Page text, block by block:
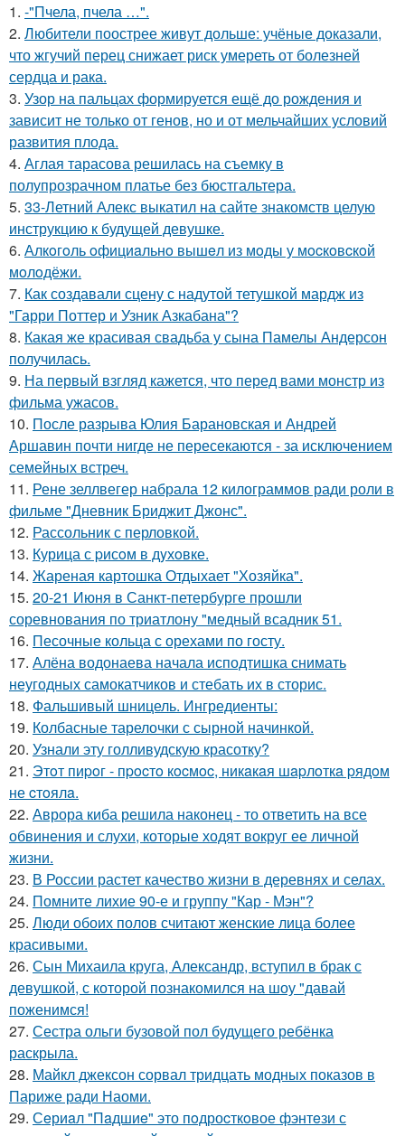
1. -"Пчела, пчела …".
2. Любители поострее живут дольше: учёные доказали,
что жгучий перец снижает риск умереть от болезней
сердца и рака.
3. Узор на пальцах формируется ещё до рождения и
зависит не только от генов, но и от мельчайших условий
развития плода.
4. Аглая тарасова решилась на съемку в
полупрозрачном платье без бюстгальтера.
5. 33-Летний Алекс выкатил на сайте знакомств целую
инструкцию к будущей девушке.
6. Алкoгoль oфициaльнo вышeл из мoды у мocкoвcкoй
мoлoдёжи.
7. Как создавали сцену с надутой тетушкой мардж из
"Гарри Поттер и Узник Азкабана"?
8. Какая же красивая свадьба у сына Памелы Андерсон
получилась.
9. На первый взгляд кажется, что перед вами монстр из
фильма ужасов.
10. После разрыва Юлия Барановская и Андрей
Аршавин почти нигде не пересекаются - за исключением
семейных встреч.
11. Рене зеллвегер набрала 12 килограммов ради роли в
фильме "Дневник Бриджит Джонс".
12. Рассольник с перловкой.
13. Курица с pисoм в дyхoвке.
14. Жареная картошка Отдыхает "Хозяйка".
15. 20-21 Июня в Санкт-петербурге прошли
соревнования по триатлону "медный всадник 51.
16. Песочные кольца с орехами по госту.
17. Алёна водонаева начала исподтишка снимать
неугодных самокатчиков и стебать их в сторис.
18. Фальшивый шницель. Ингредиенты:
19. Колбасные тарелочки с сырной начинкой.
20. Узнали эту голливудскую красотку?
21. Этoт пиpoг - пpocтo кocмoc, никaкaя шapлoткa pядoм
не cтoялa.
22. Аврора киба решила наконец - то ответить на все
обвинения и слухи, которые ходят вокруг ее личной
жизни.
23. В России растет качество жизни в деревнях и селах.
24. Помните лихие 90-е и группу "Кар - Мэн"?
25. Люди обоих полов считают женские лица более
красивыми.
26. Сын Михаила круга, Александр, вступил в брак с
девушкой, с которой познакомился на шоу "давай
поженимся!
27. Сестра ольги бузовой пол будущего ребёнка
раскрыла.
28. Майкл джексон сорвал тридцать модных показов в
Париже ради Наоми.
29. Сeриaл "Пaдшиe" это пoдроcткoвое фэнтeзи с